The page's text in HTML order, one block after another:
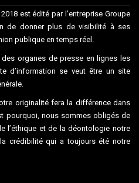
est édité par l’entreprise Groupe
de donner plus de visibilité à ses
publique en temps réel.
organes de presse en lignes les
d’information se veut être un site
originalité fera la différence dans
pourquoi, nous sommes obligés de
l’éthique et de la déontologie notre
crédibilité qui a toujours été notre